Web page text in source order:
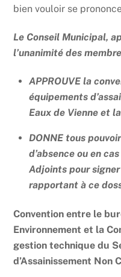
bien vouloir se
Le Conseil Municipal,
l’unanimité des
APPROUVE la
équipements
Eaux de Vienne et
DONNE tous
d’absence ou en
Adjoints pour
rapportant à ce
Convention entre le
Environnement et la
gestion technique du
d’Assainissement Non